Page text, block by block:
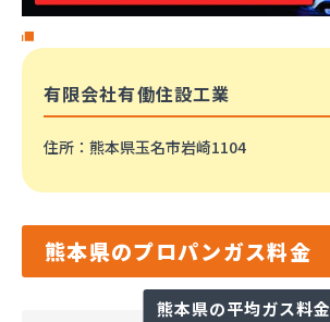
有限会社有働住設工業
住所 ：熊本県玉名市岩崎1104
熊本県のプロパンガス料金
熊本県の平均ガス料金